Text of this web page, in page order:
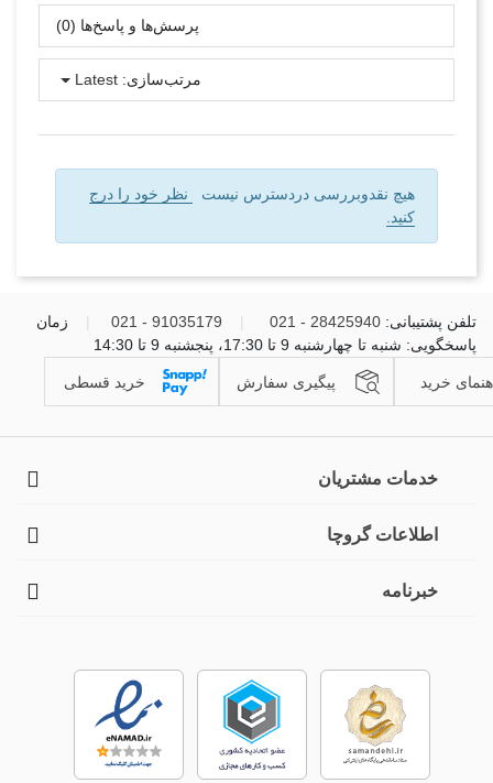
پرسش‌ها و پاسخ‌ها (0)
مرتب‌سازی: Latest
هیچ نقدوبررسی دردسترس نیست
نظر خود را درج
کنید.
تلفن پشتیبانی: 28425940 - 021
91035179 - 021
زمان
پاسخگویی: شنبه تا چهارشنبه 9 تا 17:30، پنجشنبه 9 تا 14:30
خرید پیگیری سفارش خرید قسطی
خدمات مشتریان
اطلاعات گروچا
خبرنامه